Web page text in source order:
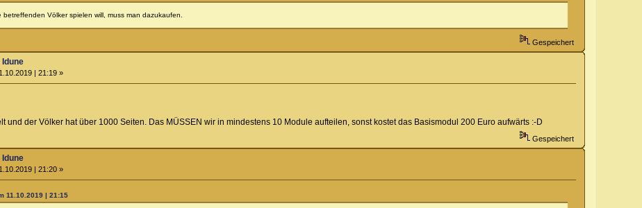
Völker spielen will, muss man dazukaufen.
Gespeichert
Idune
| 21:19 »
und der Völker hat über 1000 Seiten. Das MÜSSEN wir in mindestens 10 Module aufteilen, sonst kostet das Basismodul 200 Euro aufwärts :-D
Gespeichert
Idune
| 21:20 »
11.10.2019 | 21:15